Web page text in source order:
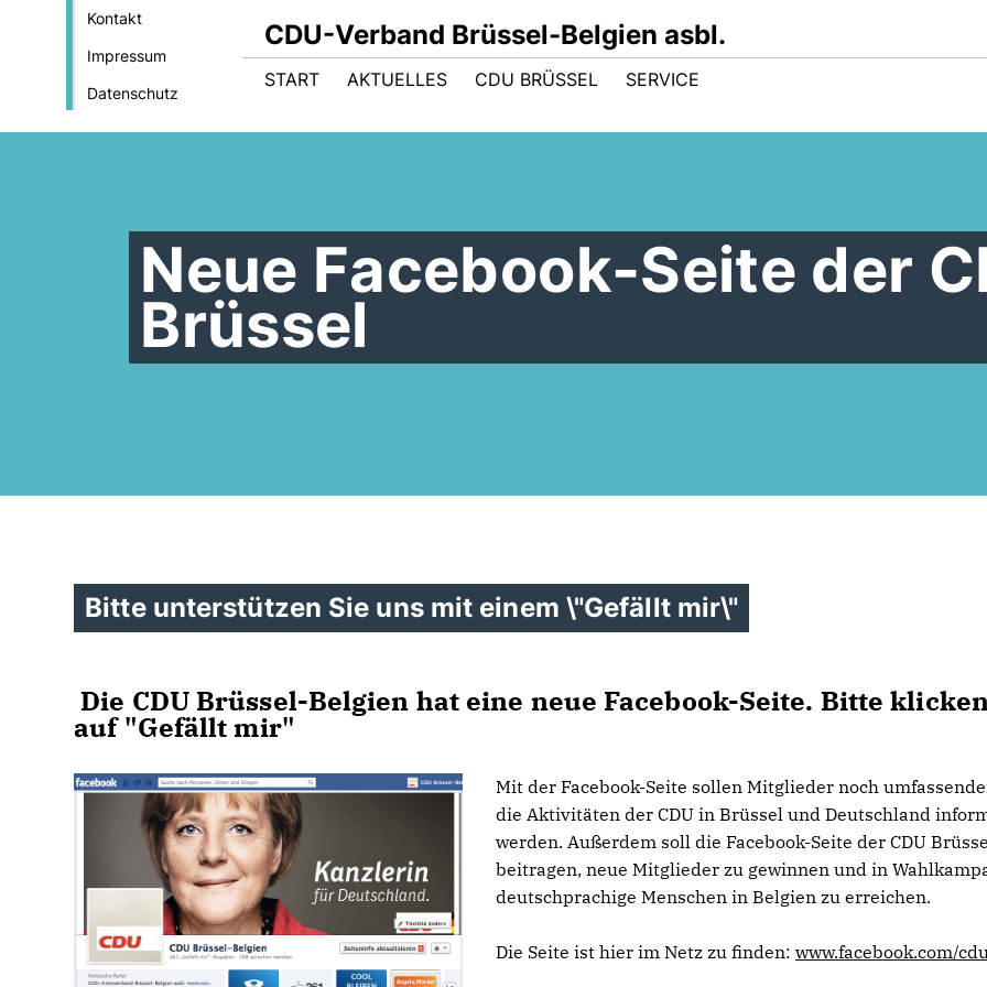
Kontakt
Impressum
Datenschutz
CDU-Verband Brüssel-Belgien asbl.
START AKTUELLES CDU BRÜSSEL SERVICE
Neue Facebook-Seite der
Brüssel
Bitte unterstützen Sie uns mit einem \"Gefällt mir\"
Die CDU Brüssel-Belgien hat eine neue Facebook-Seite. Bitte
auf "Gefällt mir"
Mit der Facebook-Seite sollen Mitglieder noch
die Aktivitäten der CDU in Brüssel und Deutschland
werden. Außerdem soll die Facebook-Seite der CDU
beitragen, neue Mitglieder zu gewinnen und in
deutschprachige Menschen in Belgien zu erreichen.
Die Seite ist hier im Netz zu finden:www.facebook.com/